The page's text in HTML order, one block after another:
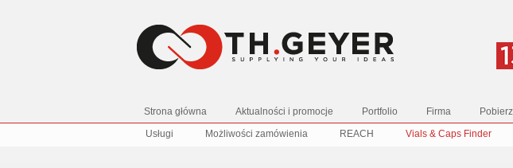
Strona główna Aktualności i promocje Portfolio Firma Pobierz
Usługi
Możliwości zamówienia REACH Vials & Caps Finder